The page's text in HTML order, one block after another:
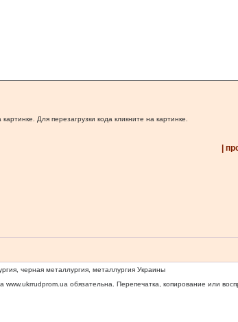
Для перезагрузки кода кликните на картинке.
|
черная металлургия, металлургия Украины
www.ukrrudprom.ua обязательна. Перепечатка, копирование или